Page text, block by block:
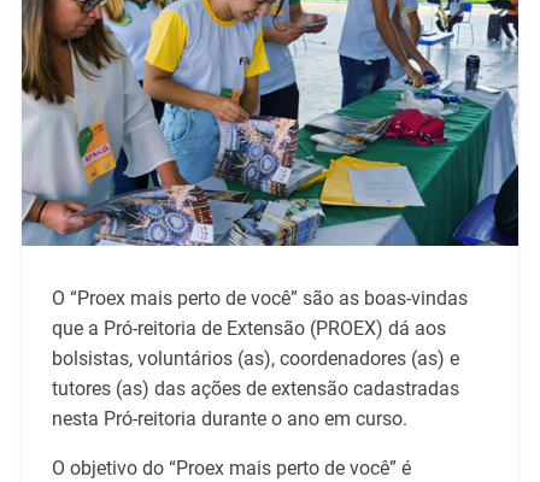
O “Proex mais perto de você” são as boas-vindas
que a Pró-reitoria de Extensão (PROEX) dá aos
bolsistas, voluntários (as), coordenadores (as) e
tutores (as) das ações de extensão cadastradas
nesta Pró-reitoria durante o ano em curso.
O objetivo do “Proex mais perto de você” é